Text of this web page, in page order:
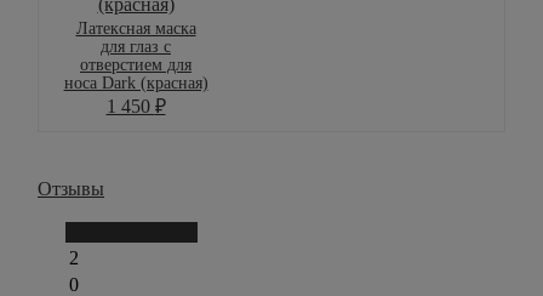
Латексная маска
для глаз с
отверстием для
носа Dark (красная)
1 450 ₽
Отзывы
2
0